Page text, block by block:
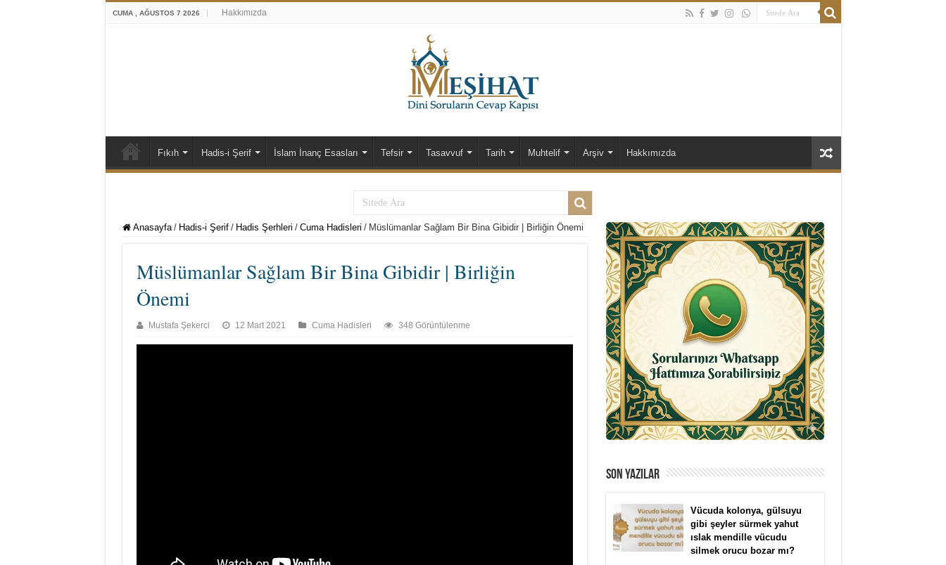
CUMA , AĞUSTOS 7 2026 Hakkımızda
Fıkıh Hadis-i Şerif İslam İnanç Esasları Tefsir Tasavvuf Tarih Muhtelif Arşiv Hakkımızda
Anasayfa / Hadis-i Şerif / Hadis Şerhleri / Cuma Hadisleri / Müslümanlar Sağlam Bir Bina Gibidir | Birliğin Önemi
Müslümanlar Sağlam Bir Bina Gibidir | Birliğin
Önemi
Mustafa Şekerci 12 Mart 2021 Cuma Hadisleri 348 Görüntülenme
SON YAZILAR
Vücuda kolonya, gülsuyu
gibi şeyler sürmek yahut
ıslak mendille vücudu
silmek orucu bozar mı?